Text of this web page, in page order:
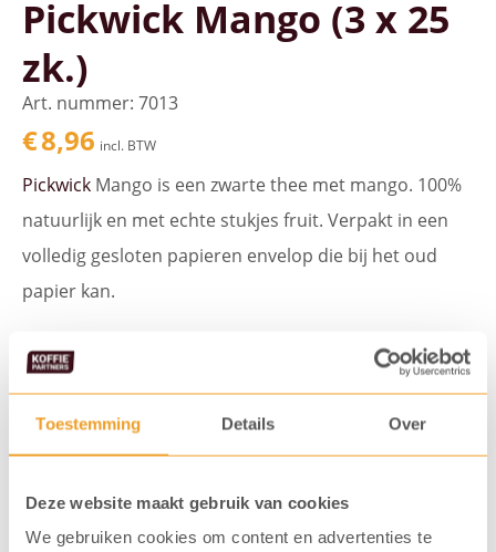
Toestemming Details Over
Deze website maakt gebruik van cookies
We gebruiken cookies om content en advertenties te
Pickwick Mango (3 x 25
zk.)
Art. nummer: 7013
€8,96 incl. BTW
Pickwick Mango is een zwarte thee met mango. 100%
natuurlijk en met echte stukjes fruit. Verpakt in een
volledig gesloten papieren envelop die bij het oud
papier kan.
Inhoud verpakking:
x
Toevoegen
Vaak gekocht samen met...